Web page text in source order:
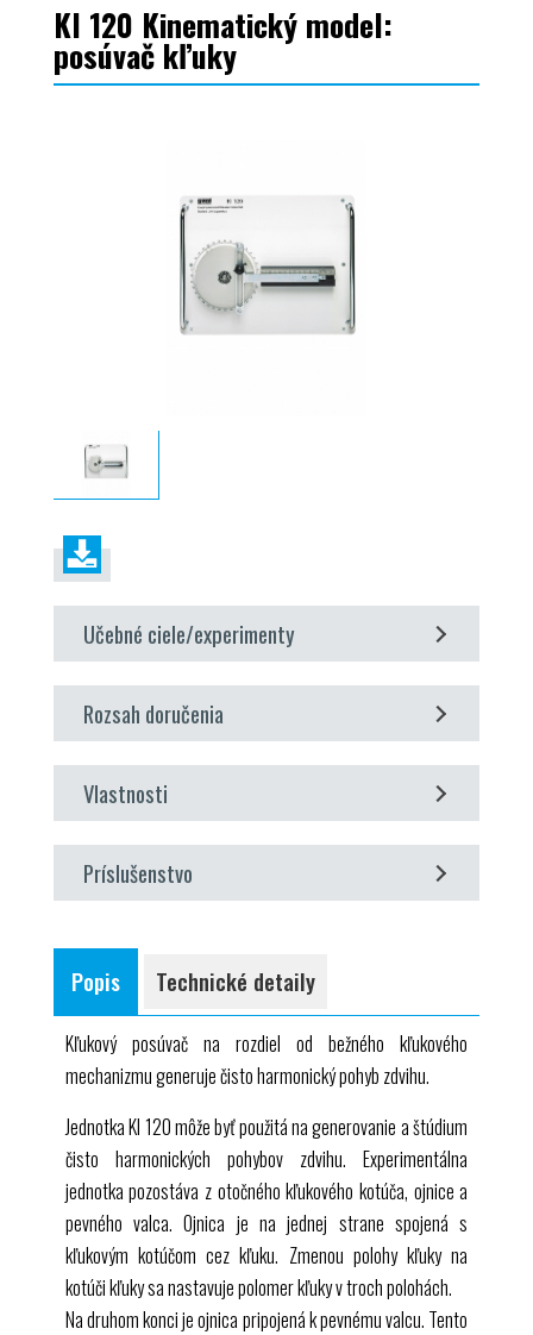
KI 120 Kinematický model:
posúvač kľuky
Učebné ciele/experimenty
prevod rovnomerného rotačného pohybu na čisto
harmonický vratný pohyb
vplyv dĺžky kľuky a vstupného uhla na výstupný zdvih
zaznamenávanie prevodovej funkcie posúvača kľuky
Rozsah doručenia
1 kinematický model
1 sada inštruktážneho materiálu
Vlastnosti
znázornenie čisto harmonického vratného pohybu
Príslušenstvo
Popis Technické detaily
Kľukový posúvač na rozdiel od bežného kľukového
mechanizmu generuje čisto harmonický pohyb zdvihu.
JednotkaKI 120môže byť použitá na generovanie a štúdium
čisto harmonických pohybov zdvihu. Experimentálna
jednotka pozostáva z otočného kľukového kotúča, ojnice a
pevného valca. Ojnica je na jednej strane spojená s
kľukovým kotúčom cez kľuku. Zmenou polohy kľuky na
kotúči kľuky sa nastavuje polomer kľuky v troch polohách.
Na druhom konci je ojnica pripojená k pevnému valcu. Tento